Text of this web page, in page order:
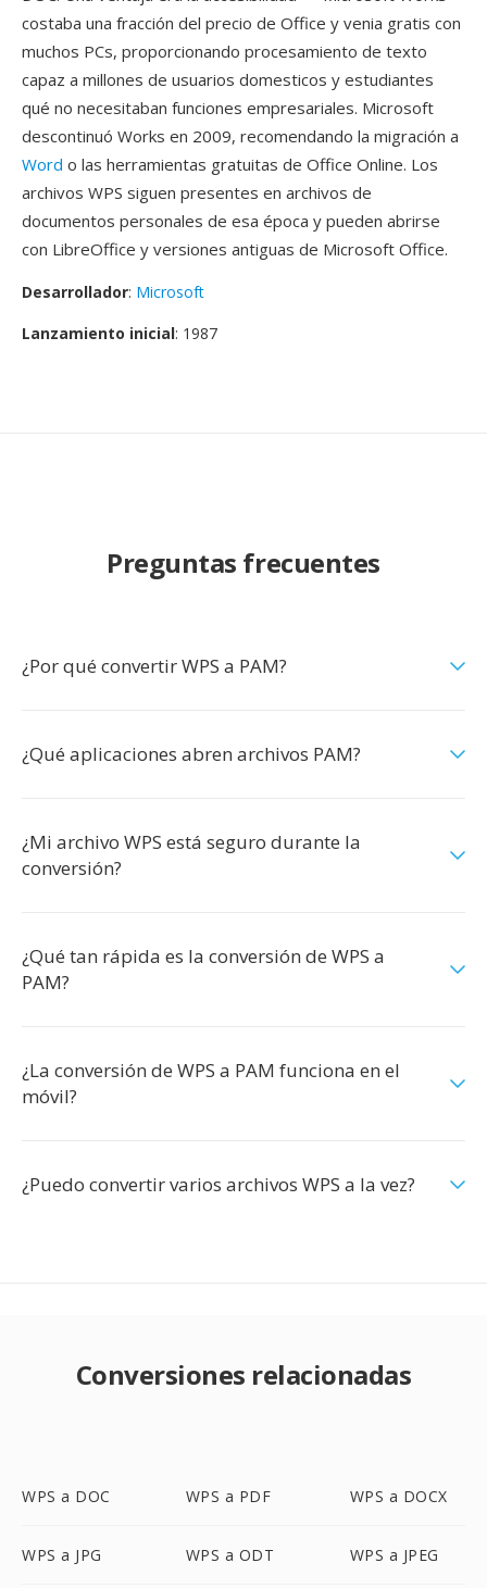
costaba una fracción del precio de Office y venia gratis con
muchos PCs, proporcionando procesamiento de texto
capaz a millones de usuarios domesticos y estudiantes
qué no necesitaban funciones empresariales. Microsoft
descontinuó Works en 2009, recomendando la migración a
Word o las herramientas gratuitas de Office Online. Los
archivos WPS siguen presentes en archivos de
documentos personales de esa época y pueden abrirse
con LibreOffice y versiones antiguas de Microsoft Office.
Desarrollador: Microsoft
Lanzamiento inicial: 1987
Preguntas frecuentes
¿Por qué convertir WPS a PAM?
¿Qué aplicaciones abren archivos PAM?
¿Mi archivo WPS está seguro durante la
conversión?
¿Qué tan rápida es la conversión de WPS a
PAM?
¿La conversión de WPS a PAM funciona en el
móvil?
¿Puedo convertir varios archivos WPS a la vez?
Conversiones relacionadas
WPS a DOC WPS a PDF WPS a DOCX
WPS a JPG WPS a ODT WPS a JPEG